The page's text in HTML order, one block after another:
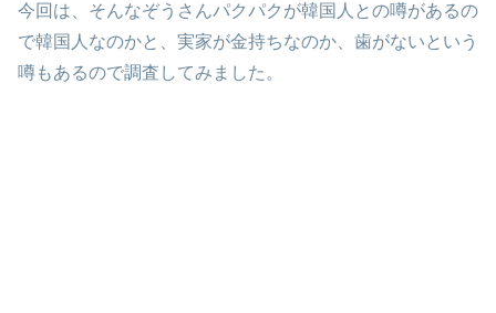
今回は、そんなぞうさんパクパクが韓国人との噂があるの
で韓国人なのかと、実家が金持ちなのか、歯がないという
噂もあるので調査してみました。